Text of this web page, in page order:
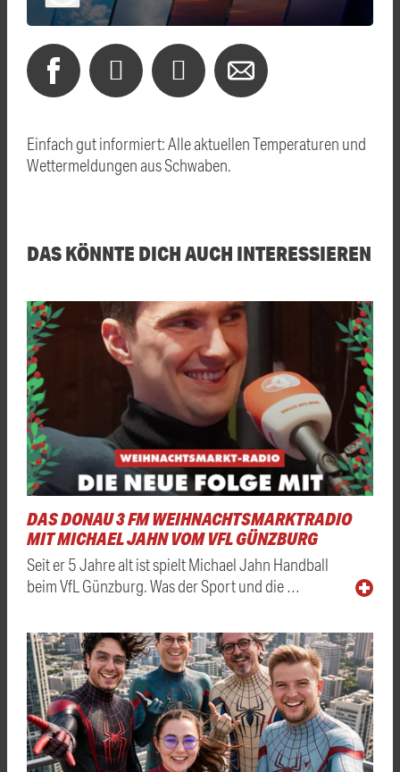
Einfach gut informiert: Alle aktuellen Temperaturen und
Wettermeldungen aus Schwaben.
DAS KÖNNTE DICH AUCH INTERESSIEREN
DAS DONAU 3 FM WEIHNACHTSMARKTRADIO
MIT MICHAEL JAHN VOM VFL GÜNZBURG
Seit er 5 Jahre alt ist spielt Michael Jahn Handball
beim VfL Günzburg. Was der Sport und die …